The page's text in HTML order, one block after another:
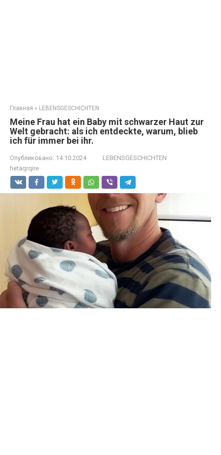
Главная » LEBENSGESCHICHTEN
Meine Frau hat ein Baby mit schwarzer Haut zur
Welt gebracht: als ich entdeckte, warum, blieb
ich für immer bei ihr.
Опубликовано: 14.10.2024
LEBENSGESCHICHTEN
hetaqrqire